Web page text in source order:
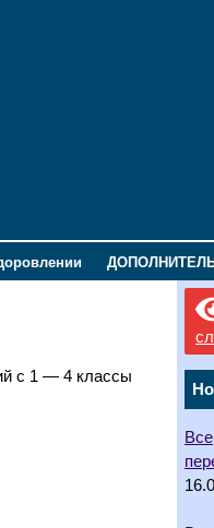
с 1 — 4 классы